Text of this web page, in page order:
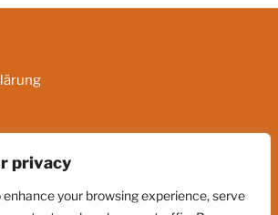
privacy
your browsing experience, serve